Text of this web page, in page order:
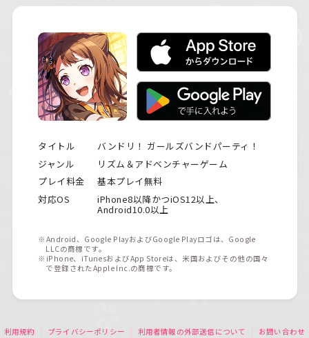
タイトル
バンドリ！ ガールズバンドパーティ！
ジャンル
リズム＆アドベンチャーゲーム
プレイ料金
基本プレイ無料
対応OS
iPhone8以降かつiOS12以上、
Android10.0以上
※Android、Google PlayおよびGoogle Playロゴは、Google
LLCの商標です。
※iPhone、iTunesおよびApp Storeは、米国およびその他の国々
で登録されたApple Inc.の商標です。
利用規約 プライバシーポリシー 利用者情報の外部送信について お問い合わせ